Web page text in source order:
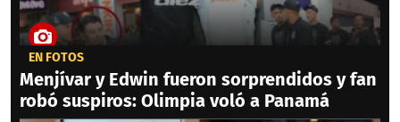
EN FOTOS
Menjívar y Edwin fueron sorprendidos y fan
robó suspiros: Olimpia voló a Panamá